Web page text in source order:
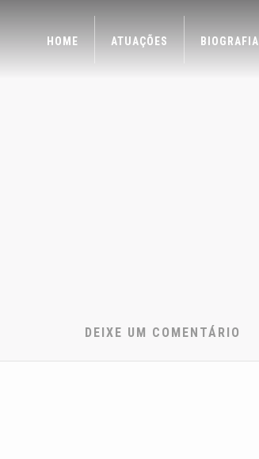
HOME ATUAÇÕES BIOGRAFIA
DEIXE UM COMENTÁRIO